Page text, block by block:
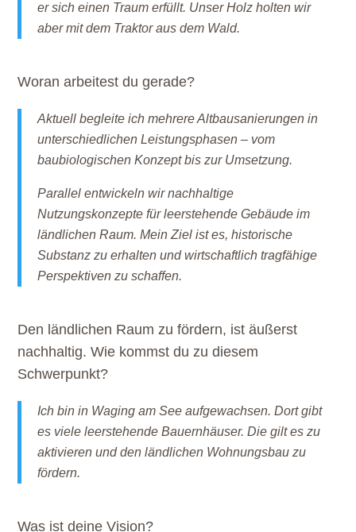
er sich einen Traum erfüllt. Unser Holz holten wir
aber mit dem Traktor aus dem Wald.
Woran arbeitest du gerade?
Aktuell begleite ich mehrere Altbausanierungen in
unterschiedlichen Leistungsphasen – vom
baubiologischen Konzept bis zur Umsetzung.
Parallel entwickeln wir nachhaltige
Nutzungskonzepte für leerstehende Gebäude im
ländlichen Raum. Mein Ziel ist es, historische
Substanz zu erhalten und wirtschaftlich tragfähige
Perspektiven zu schaffen.
Den ländlichen Raum zu fördern, ist äußerst
nachhaltig. Wie kommst du zu diesem
Schwerpunkt?
Ich bin in Waging am See aufgewachsen. Dort gibt
es viele leerstehende Bauernhäuser. Die gilt es zu
aktivieren und den ländlichen Wohnungsbau zu
fördern.
Was ist deine Vision?